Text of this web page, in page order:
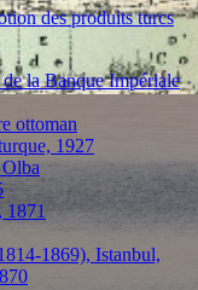
des produits turcs
la Banque Impériale
ottoman
1927
1871
1869), Istanbul,